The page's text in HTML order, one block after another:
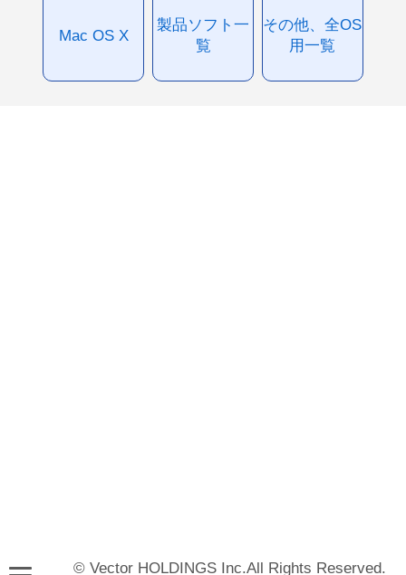
Mac OS X
製品ソフト一
覧
その他、全OS
用一覧
© Vector HOLDINGS Inc.All Rights Reserved.